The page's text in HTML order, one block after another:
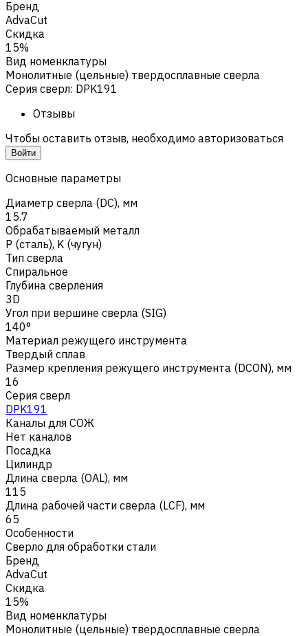
Бренд
AdvaCut
Скидка
15%
Вид номенклатуры
Монолитные (цельные) твердосплавные сверла
Серия сверл: DPK191
Отзывы
Чтобы оставить отзыв, необходимо авторизоваться
Войти
Основные параметры
Диаметр сверла (DC), мм
15.7
Обрабатываемый металл
Р (сталь), K (чугун)
Тип сверла
Спиральное
Глубина сверления
3D
Угол при вершине сверла (SIG)
140°
Материал режущего инструмента
Твердый сплав
Размер крепления режущего инструмента (DCON), мм
16
Серия сверл
DPK191
Каналы для СОЖ
Нет каналов
Посадка
Цилиндр
Длина сверла (OAL), мм
115
Длина рабочей части сверла (LCF), мм
65
Особенности
Сверло для обработки стали
Бренд
AdvaCut
Скидка
15%
Вид номенклатуры
Монолитные (цельные) твердосплавные сверла